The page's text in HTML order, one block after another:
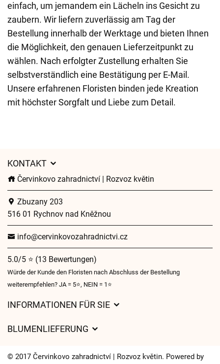
einfach, um jemandem ein Lächeln ins Gesicht zu
zaubern. Wir liefern zuverlässig am Tag der
Bestellung innerhalb der Werktage und bieten Ihnen
die Möglichkeit, den genauen Lieferzeitpunkt zu
wählen. Nach erfolgter Zustellung erhalten Sie
selbstverständlich eine Bestätigung per E-Mail.
Unsere erfahrenen Floristen binden jede Kreation
mit höchster Sorgfalt und Liebe zum Detail.
KONTAKT
Červinkovo zahradnictví | Rozvoz květin
Zbuzany 203
516 01 Rychnov nad Kněžnou
info@cervinkovozahradnictvi.cz
5.0/5 ⭐ (13 Bewertungen)
Würde der Kunde den Floristen nach Abschluss der Bestellung
weiterempfehlen? JA = 5⭐, NEIN = 1⭐
INFORMATIONEN FÜR SIE
Lieferzeiten für Blumen – Übersicht der Möglichkeiten
BLUMENLIEFERUNG
Wohin wir Blumen liefern
© 2017 Červinkovo zahradnictví | Rozvoz květin. Powered by